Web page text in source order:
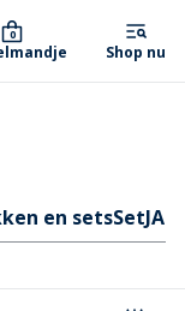
0
Shop nu
en setsSet